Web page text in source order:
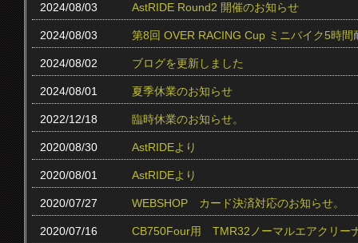
2024/08/03 AstRIDE Round2 開催のお知らせ
2024/08/03 第8回 OVER RACING Cup ミニバイク5時
2024/08/02 ブログを更新しました
2024/08/01 夏季休業のお知らせ
2022/12/18 臨時休業のお知らせ。
2020/08/30 AstRIDEより
2020/08/01 AstRIDEより
2020/07/27 WEBSHOP カード決済対応のお知らせ。
2020/07/16 CB750Four用 TMR32ノーマルエアクリー